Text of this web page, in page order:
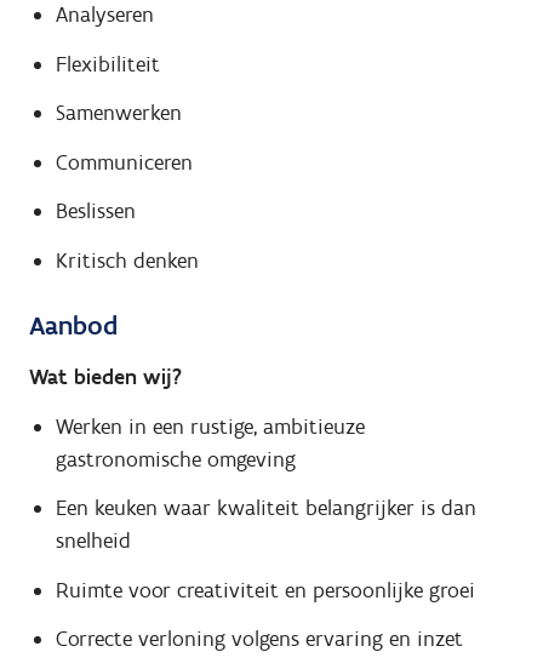
Analyseren
Flexibiliteit
Samenwerken
Communiceren
Beslissen
Kritisch denken
Aanbod
Wat bieden wij?
Werken in een rustige, ambitieuze
gastronomische omgeving
Een keuken waar kwaliteit belangrijker is dan
snelheid
Ruimte voor creativiteit en persoonlijke groei
Correcte verloning volgens ervaring en inzet